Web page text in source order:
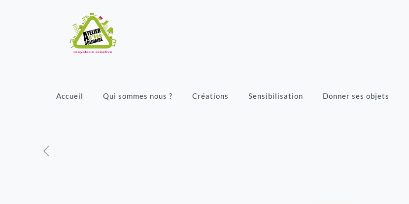
Accueil Qui sommes nous ? Créations Sensibilisation Donner ses objets